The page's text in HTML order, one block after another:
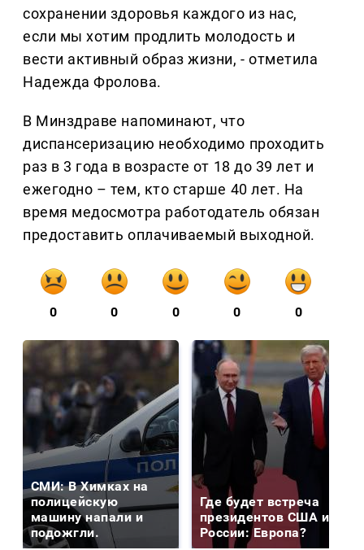
сохранении здоровья каждого из нас,
если мы хотим продлить молодость и
вести активный образ жизни, - отметила
Надежда Фролова.
В Минздраве напоминают, что
диспансеризацию необходимо проходить
раз в 3 года в возрасте от 18 до 39 лет и
ежегодно – тем, кто старше 40 лет. На
время медосмотра работодатель обязан
предоставить оплачиваемый выходной.
0 0 0 0 0
СМИ: В Химках на
полицейскую
машину напали и
подожгли.
Где будет встреча
президентов США и
России: Европа?